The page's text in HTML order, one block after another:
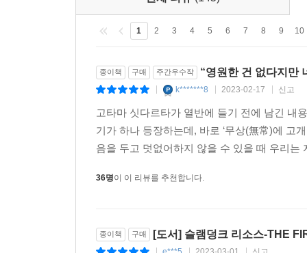
1 2 3 4 5 6 7 8 9 10
종이책 구매 주간우수작 “영원한 건 없다지만
k*******8 2023-02-17 신고
고타마 싯다르타가 열반에 들기 전에 남긴 내
기가 하나 등장하는데, 바로 ‘무상(無常)에 고
음을 두고 덧없어하지 않을 수 있을 때 우리
36명이 이 리뷰를 추천합니다.
종이책 구매 [도서] 슬램덩크 리소스-THE